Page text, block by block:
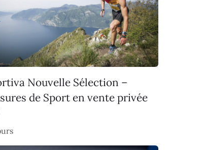
Nouvelle Sélection –
de Sport en vente privée